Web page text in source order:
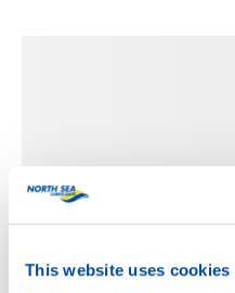
This website uses cookies